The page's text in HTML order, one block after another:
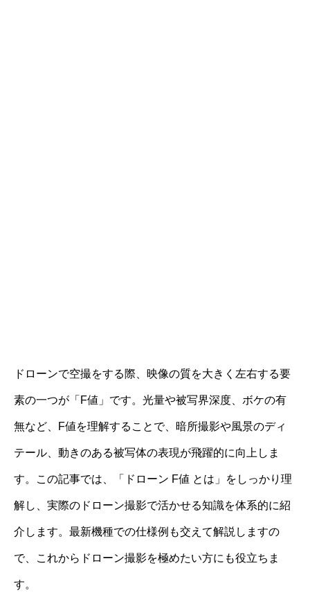
ドローンで空撮をする際、映像の質を大きく左右する要
素の一つが「F値」です。光量や被写界深度、ボケの有
無など、F値を理解することで、暗所撮影や風景のディ
テール、動きのある被写体の表現が飛躍的に向上しま
す。この記事では、「ドローン F値 とは」をしっかり理
解し、実際のドローン撮影で活かせる知識を体系的に紹
介します。最新機種での仕様例も交えて解説しますの
で、これからドローン撮影を極めたい方にも役立ちま
す。